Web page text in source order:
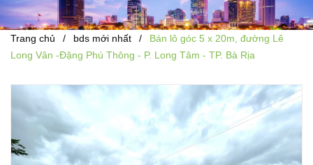
Trang chủ / bds mới nhất /
Bán lô góc 5 x 20m, đường Lê
Long Vân -Đặng Phú Thông - P. Long Tâm - TP. Bà Rịa